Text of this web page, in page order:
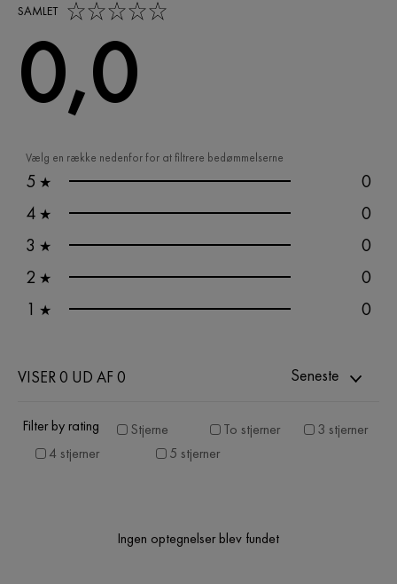
Vælg en række nedenfor for at filtrere bedømmelserne
5 ★
0
4 ★
0
3 ★
0
2 ★
0
1 ★ 0
SAMLET
0,0 out of 5 stars
0,0
VISER 0 UD AF 0 Seneste
Filter by rating Stjerne To stjerner
3 stjerner
4 stjerner
5 stjerner
Ingen optegnelser blev fundet